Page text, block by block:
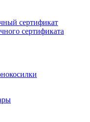
сертификат